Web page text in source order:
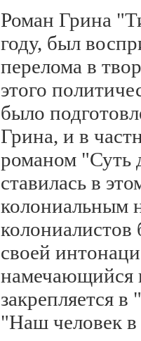
Роман Грина
году, был
перелома в
этого
было
Грина, и в
романом "Суть
ставилась в
колониальным
своей
намечающийся
закрепляется
"Наш человек в